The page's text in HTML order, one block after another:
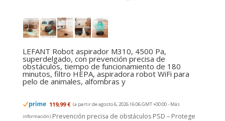
LEFANT Robot aspirador M310, 4500 Pa,
superdelgado, con prevención precisa de
obstáculos, tiempo de funcionamiento de 180
minutos, filtro HEPA, aspiradora robot WiFi para
pelo de animales, alfombras y
119,99 € (a partir de agosto 6, 2026 16:06 GMT +00:00 - Más
información) Prevención precisa de obstáculos PSD – Protege